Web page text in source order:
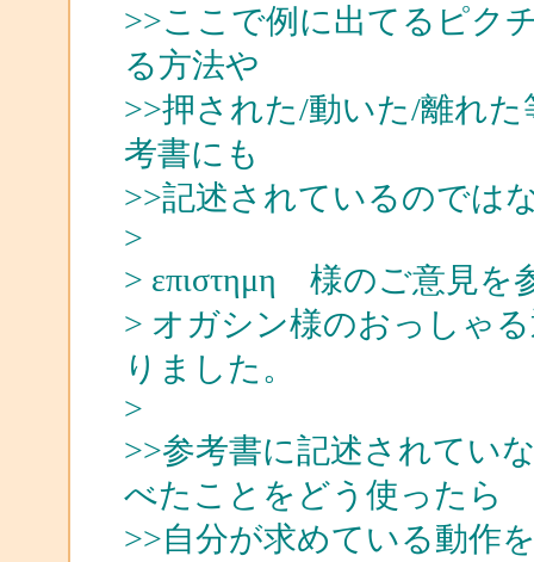
>>ここで例に出てるピク
る方法や
>>押された/動いた/離れ
考書にも
>>記述されているのでは
>
> επιστημη 様のご意見を
> オガシン様のおっしゃ
りました。
>
>>参考書に記述されてい
べたことをどう使ったら
>>自分が求めている動作